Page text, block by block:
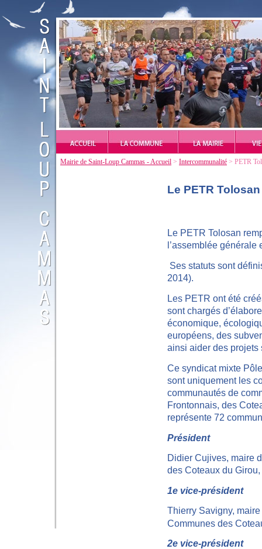
Mairie de Saint-Loup Cammas - Accueil > Intercommunalité > PETR
Le PETR Tolosan
Le PETR Tolosan
l’assemblée générale
Ses statuts sont
2014).
Les PETR ont été
sont chargés
économique,
européens, des s
ainsi aider des projets
Ce syndicat mixte
sont uniquement les
communautés de
Frontonnais, des
représente 72
Président
Didier Cujives, maire
des Coteaux du Girou,
1e vice-président
Thierry Savigny,
Communes des
2e vice-président